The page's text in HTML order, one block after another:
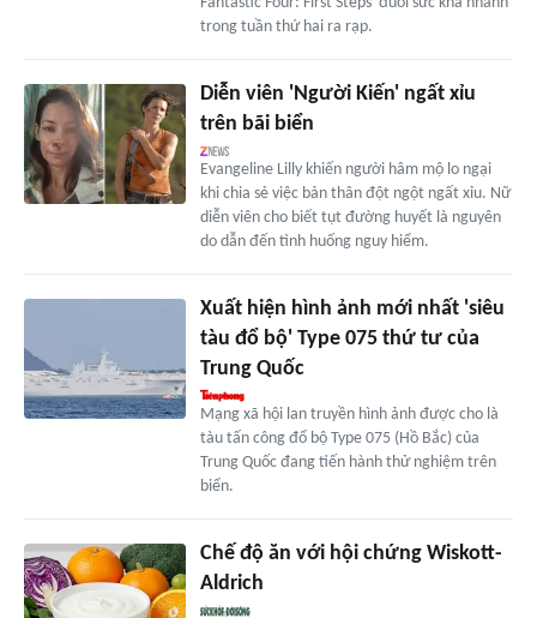
trong tuần thứ hai ra rạp.
Diễn viên 'Người Kiến' ngất xỉu
trên bãi biển
Evangeline Lilly khiến người hâm mộ lo ngại
khi chia sẻ việc bản thân đột ngột ngất xỉu. Nữ
diễn viên cho biết tụt đường huyết là nguyên
do dẫn đến tình huống nguy hiểm.
Xuất hiện hình ảnh mới nhất 'siêu
tàu đổ bộ' Type 075 thứ tư của
Trung Quốc
Mạng xã hội lan truyền hình ảnh được cho là
tàu tấn công đổ bộ Type 075 (Hồ Bắc) của
Trung Quốc đang tiến hành thử nghiệm trên
biển.
Chế độ ăn với hội chứng Wiskott-
Aldrich